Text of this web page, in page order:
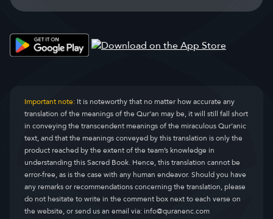
Important note:It is noteworthy that no matter how accurate any
translation of the meanings of the Qur’an may be, it will still fall short
in conveying the transcendent meanings of the miraculous Qur’anic
text, and that the meanings conveyed by this translation is only the
product reached by the extent of the team’s knowledge in
understanding this Sacred Book. Hence, this translation cannot be
error-free, as is the case with any human endeavor. Should you have
any remarks or recommendations concerning the translation, please
do not hesitate to write in the comment box next to each verse on
the website, or send us an email via:info@quranenc.com